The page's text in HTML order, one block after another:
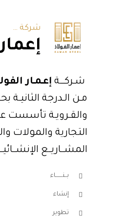
شركة …
شـركـــة إعـمـار
التجارية والمولات
المشــاريــع
بــنـــــــاء
إنشاء
تطوير